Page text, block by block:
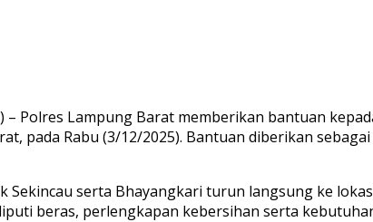
– Polres Lampung Barat memberikan bantuan
pada Rabu (3/12/2025). Bantuan diberikan
Sekincau serta Bhayangkari turun langsung ke
beras, perlengkapan kebersihan serta